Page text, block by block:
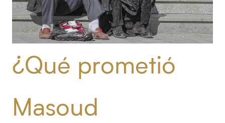
¿Qué prometió
Masoud